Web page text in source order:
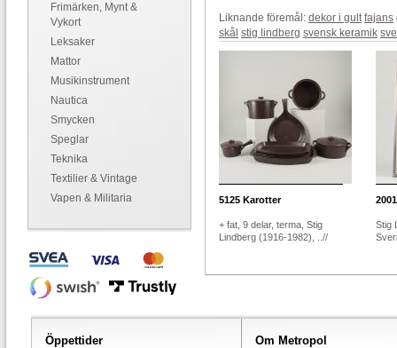
Frimärken, Mynt &
Vykort
Leksaker
Mattor
Musikinstrument
Nautica
Smycken
Speglar
Teknika
Textilier & Vintage
Vapen & Militaria
Liknande föremål: dekor i gult fajans
skål stig lindberg svensk keramik
5125 Karotter
+ fat, 9 delar, terma, Stig
Lindberg (1916-1982), ..//
2001
Stig
Öppettider Om Metropol